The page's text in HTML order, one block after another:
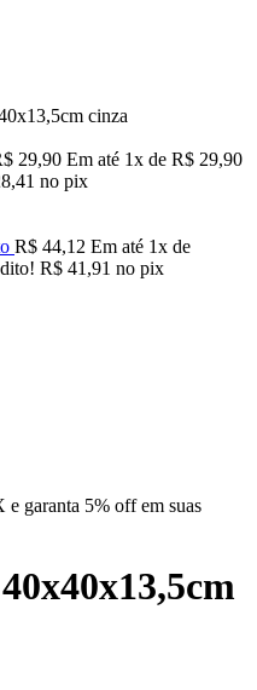
cinza
29,90 Em até 1x de R$ 29,90
no pix
R$ 44,12 Em até 1x de
R$ 41,91 no pix
garanta 5% off em suas